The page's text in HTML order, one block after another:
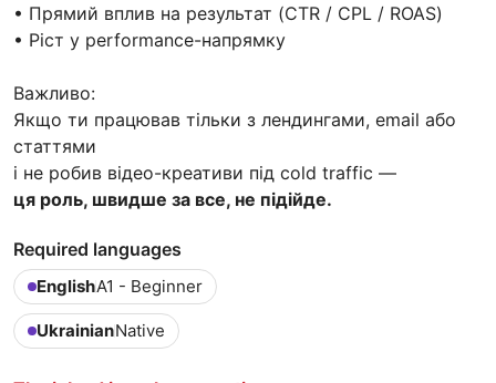
• Прямий вплив на результат (CTR / CPL / ROAS)
• Ріст у performance-напрямку
Важливо:
Якщо ти працював тільки з лендингами, email або
статтями
і не робив відео-креативи під cold traffic —
ця роль, швидше за все, не підійде.
Required languages
EnglishA1 - Beginner
UkrainianNative